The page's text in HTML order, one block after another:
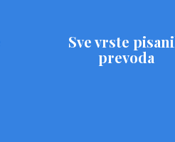
Sve vrste
prevoda